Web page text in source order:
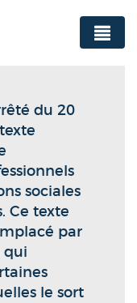
du 20
sociales
Ce texte
par
qui
le sort